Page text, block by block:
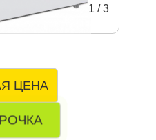
1 /3
ЦЕНА